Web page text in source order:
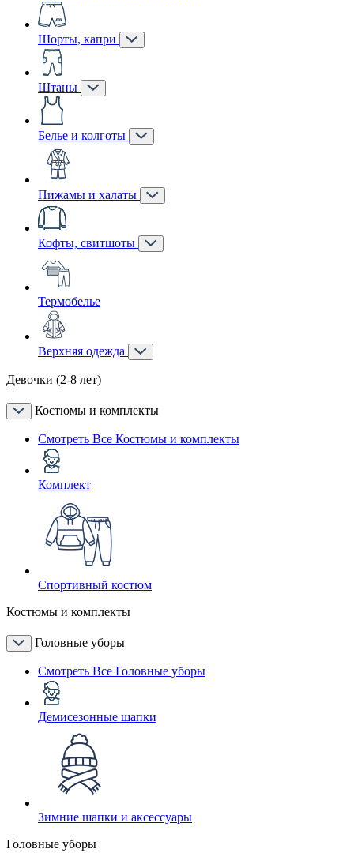
Шорты, капри
Штаны
Белье и колготы
Пижамы и халаты
Кофты, свитшоты
Термобелье
Верхняя одежда
Девочки (2-8 лет)
Костюмы и комплекты
Смотреть Все Костюмы и комплекты
Комплект
Спортивный костюм
Костюмы и комплекты
Головные уборы
Смотреть Все Головные уборы
Демисезонные шапки
Зимние шапки и аксессуары
Головные уборы